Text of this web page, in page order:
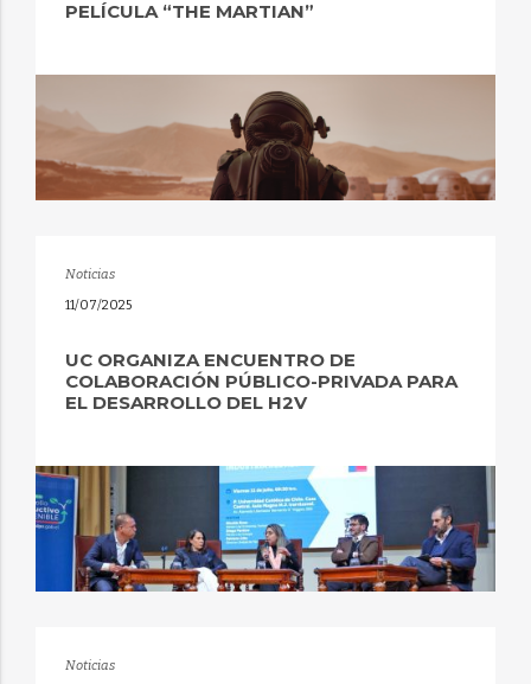
PELÍCULA “THE MARTIAN”
Noticias
11/07/2025
UC ORGANIZA ENCUENTRO DE
COLABORACIÓN PÚBLICO-PRIVADA PARA
EL DESARROLLO DEL H2V
Noticias